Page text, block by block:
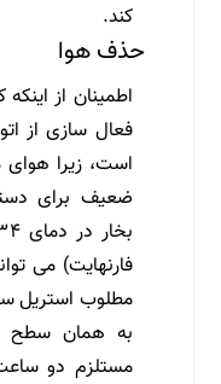
کند.
حذف هوا
اطمینان از
فعال سازی از
است، زیرا
ضعیف برای
فارنهایت) می
مطلوب استریل
به همان سطح